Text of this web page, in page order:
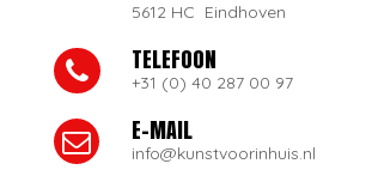
5612 HC Eindhoven
TELEFOON
+31 (0) 40 287 00 97
E-MAIL
info@kunstvoorinhuis.nl